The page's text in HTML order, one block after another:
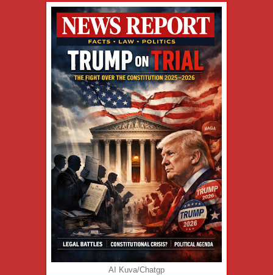
AI Kuva/Chatgp